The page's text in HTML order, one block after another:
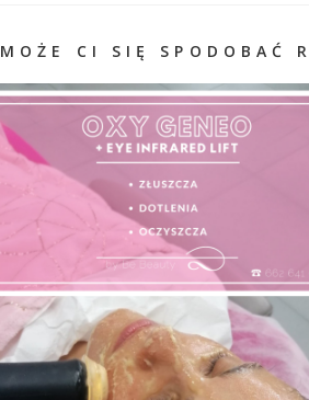
MOŻE CI SIĘ SPODOBAĆ